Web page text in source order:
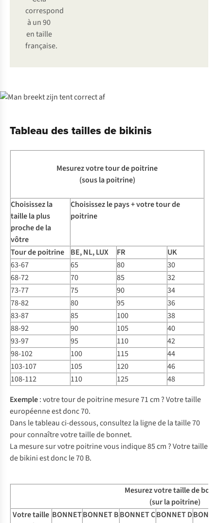
correspond
à un 90
en taille
française.
Tableau des tailles de bikinis
Mesurez votre tour de poitrine
(sous la poitrine)
Choisissez la
taille la plus
proche de la
vôtre
Choisissez le pays + votre tour de
poitrine
Tour de poitrine BE, NL, LUX FR
UK
63-67
65 80
30
68-72
70 85
32
73-77
75 90
34
78-82
80 95
36
83-87
85 100
38
88-92
90 105
40
93-97
95 110
42
98-102
100 115
44
103-107
105 120
46
108-112
110 125
48
Exemple: votre tour de poitrine mesure 71 cm ? Votre taille
européenne est donc 70.
Dans le tableau ci-dessous, consultez la ligne de la taille 70
pour connaître votre taille de bonnet.
La mesure sur votre poitrine vous indique 85 cm ? Votre taille
de bikini est donc le 70 B.
Mesurez votre taille de
(sur la poitrine)
Votre taille BONNETBONNET BBONNET CBONNET D